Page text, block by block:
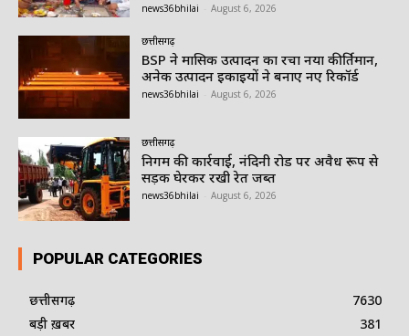
news36bhilai August 6, 2026
छत्तीसगढ़
BSP ने मासिक उत्पादन का रचा नया कीर्तिमान,
अनेक उत्पादन इकाइयों ने बनाए नए रिकॉर्ड
news36bhilai August 6, 2026
छत्तीसगढ़
निगम की कार्रवाई, नंदिनी रोड पर अवैध रूप से
सड़क घेरकर रखी रेत जब्त
news36bhilai August 6, 2026
POPULAR CATEGORIES
छत्तीसगढ़
7630
बड़ी ख़बर
381